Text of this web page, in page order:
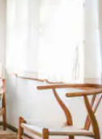
ved at trykke